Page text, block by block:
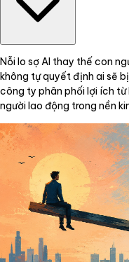
Nỗi lo sợ AI thay thế con
không tự quyết định ai sẽ
công ty phân phối lợi ích
người lao động trong nền